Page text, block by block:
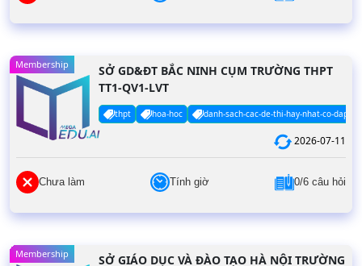
Membership
SỞ GD&ĐT BẮC NINH CỤM TRƯỜNG THPT
TT1-QV1-LVT
thpt hoa-hoc danh-sach-cac-de-thi-hay-nhat-co-dap-an
2026-07-11
Chưa làm Tính giờ 0/6 câu hỏi
Membership
SỞ GIÁO DỤC VÀ ĐÀO TẠO HÀ NỘI TRƯỜNG